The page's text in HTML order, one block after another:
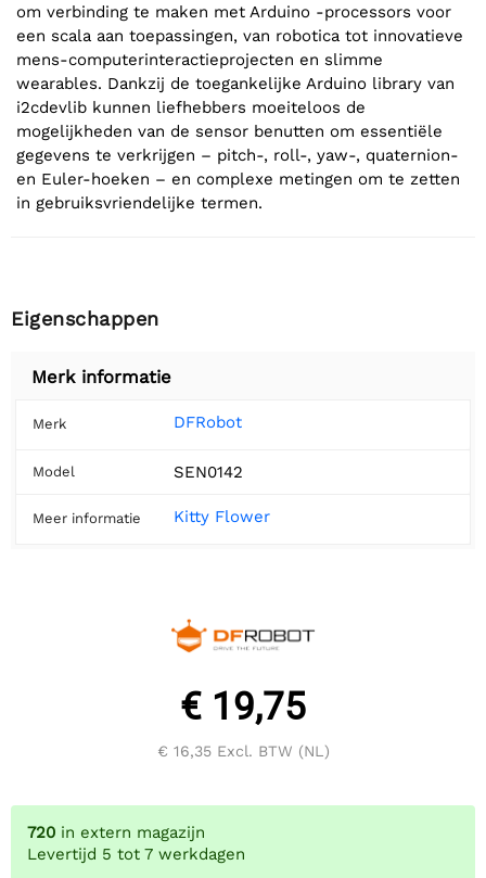
om verbinding te maken met Arduino -processors voor
een scala aan toepassingen, van robotica tot innovatieve
mens-computerinteractieprojecten en slimme
wearables. Dankzij de toegankelijke Arduino library van
i2cdevlib kunnen liefhebbers moeiteloos de
mogelijkheden van de sensor benutten om essentiële
gegevens te verkrijgen – pitch-, roll-, yaw-, quaternion-
en Euler-hoeken – en complexe metingen om te zetten
in gebruiksvriendelijke termen.
Eigenschappen
Merk informatie
Merk DFRobot
Model SEN0142
Meer informatie Kitty Flower
€ 19,75
€ 16,35Excl. BTW (NL)
720 in extern magazijn
Levertijd 5 tot 7 werkdagen